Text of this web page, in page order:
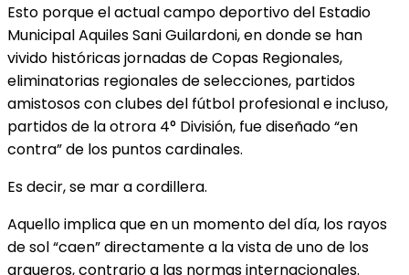
Esto porque el actual campo deportivo del Estadio
Municipal Aquiles Sani Guilardoni, en donde se han
vivido históricas jornadas de Copas Regionales,
eliminatorias regionales de selecciones, partidos
amistosos con clubes del fútbol profesional e incluso,
partidos de la otrora 4° División, fue diseñado “en
contra” de los puntos cardinales.
Es decir, se mar a cordillera.
Aquello implica que en un momento del día, los rayos
de sol “caen” directamente a la vista de uno de los
arqueros, contrario a las normas internacionales.